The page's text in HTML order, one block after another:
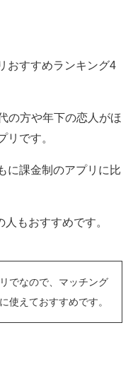
おすすめランキング4
の方や年下の恋人がほ
リです。
に課金制のアプリに比
もおすすめです。
でなので、マッチング
使えておすすめです。